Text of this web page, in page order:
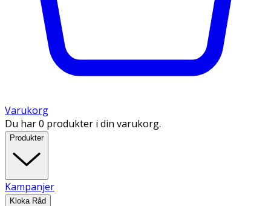
Varukorg
Du har 0 produkter i din varukorg.
Produkter
Kampanjer
Kloka Råd